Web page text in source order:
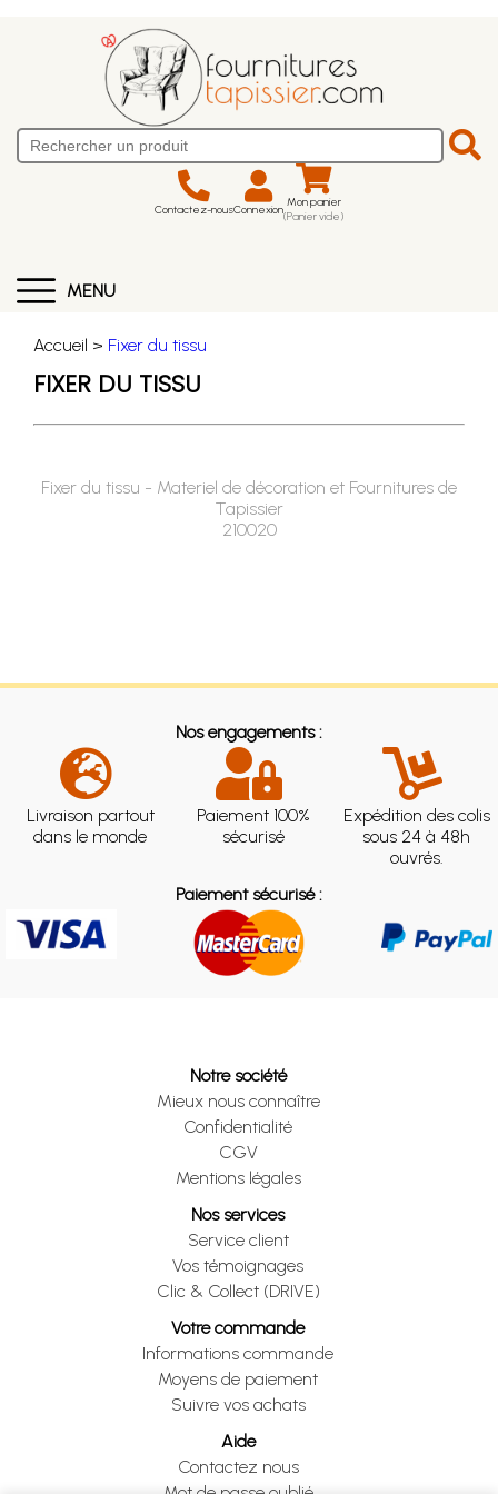
Contactez-nousConnexion Mon panier
(Panier vide)
MENU
Accueil > Fixer du tissu
FIXER DU TISSU
Fixer du tissu - Materiel de décoration et Fournitures de
Tapissier
210020
Nos engagements :
Livraison partout
dans le monde
Paiement 100%
sécurisé
Expédition des colis
sous 24 à 48h
ouvrés.
Paiement sécurisé :
Notre société
Mieux nous connaître
Confidentialité
CGV
Mentions légales
Nos services
Service client
Vos témoignages
Clic & Collect (DRIVE)
Votre commande
Informations commande
Moyens de paiement
Suivre vos achats
Aide
Contactez nous